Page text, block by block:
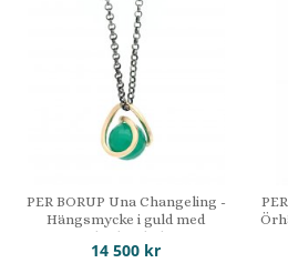
PER BORUP Una Changeling -
Hängsmycke i guld med
utbytbar kula
14 500 kr